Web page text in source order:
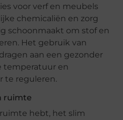
voor verf en meubels
chemicaliën en zorg
schoonmaakt om stof en
Het gebruik van
aan een gezonder
temperatuur en
te reguleren.
ruimte
hebt, het slim